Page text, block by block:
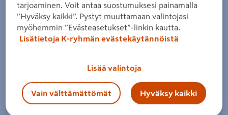
NO BRAND
tarjoaminen. Voit antaa suostumuksesi painamalla
”Hyväksy kaikki”. Pystyt muuttamaan valintojasi
myöhemmin ”Evästeasetukset”-linkin kautta.
Lisätietoja K-ryhmän evästekäytännöistä
Lisää valintoja
Vain välttämättömät Hyväksy kaikki